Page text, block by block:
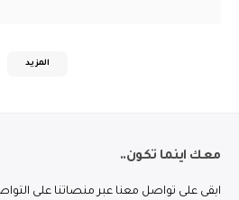
المزيد
معك اينما تكون..
ابقى على تواصل معنا عبر منصاتنا على